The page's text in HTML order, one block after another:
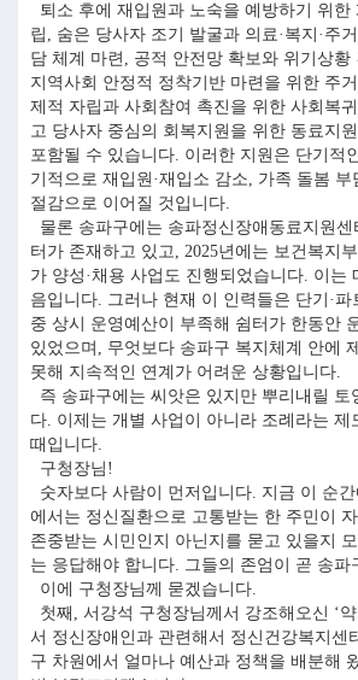
퇴소 후에 재입원과 노숙을 예방하기 위한
립, 숨은 당사자 조기 발굴과 의료·복지·주
담 체계 마련, 공적 안전망 확보와 위기상황
지역사회 안정적 정착기반 마련을 위한 주
제적 자립과 사회참여 촉진을 위한 사회복
고 당사자 중심의 회복지원을 위한 동료지
포함될 수 있습니다. 이러한 지원은 단기적
기적으로 재입원·재입소 감소, 가족 돌봄
절감으로 이어질 것입니다.
물론 송파구에는 송파정신장애동료지원센
터가 존재하고 있고, 2025년에는 보건복지
가 양성·채용 사업도 진행되었습니다. 이는
음입니다. 그러나 현재 이 인력들은 단기·파
중 상시 운영예산이 부족해 쉼터가 한동안
있었으며, 무엇보다 송파구 복지체계 안에
못해 지속적인 연계가 어려운 상황입니다.
즉 송파구에는 씨앗은 있지만 뿌리내릴 토
다. 이제는 개별 사업이 아니라 조례라는 제
때입니다.
구청장님!
숫자보다 사람이 먼저입니다. 지금 이 순
에서는 정신질환으로 고통받는 한 주민이
존중받는 시민인지 아닌지를 묻고 있을지
는 응답해야 합니다. 그들의 존엄이 곧 송파
이에 구청장님께 묻겠습니다.
첫째, 서강석 구청장님께서 강조해오신 ‘약
서 정신장애인과 관련해서 정신건강복지센
구 차원에서 얼마나 예산과 정책을 배분해